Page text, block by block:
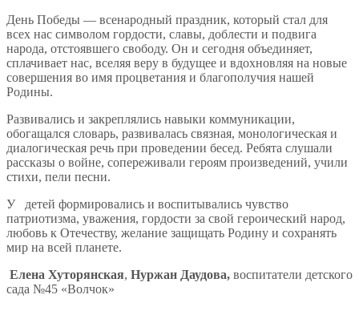
День Победы — всенародный праздник, который стал для
всех нас символом гордости, славы, доблести и подвига
народа, отстоявшего свободу. Он и сегодня объединяет,
сплачивает нас, вселяя веру в будущее и вдохновляя на новые
совершения во имя процветания и благополучия нашей
Родины.
Развивались и закреплялись навыки коммуникации,
обогащался словарь, развивалась связная, монологическая и
диалогическая речь при проведении бесед. Ребята слушали
рассказы о войне, сопереживали героям произведений, учили
стихи, пели песни.
У детей формировались и воспитывались чувство
патриотизма, уважения, гордости за свой героический народ,
любовь к Отечеству, желание защищать Родину и сохранять
мир на всей планете.
Елена Хуторянская, Нуржан Даудова, воспитатели детского
сада №45 «Волчок»